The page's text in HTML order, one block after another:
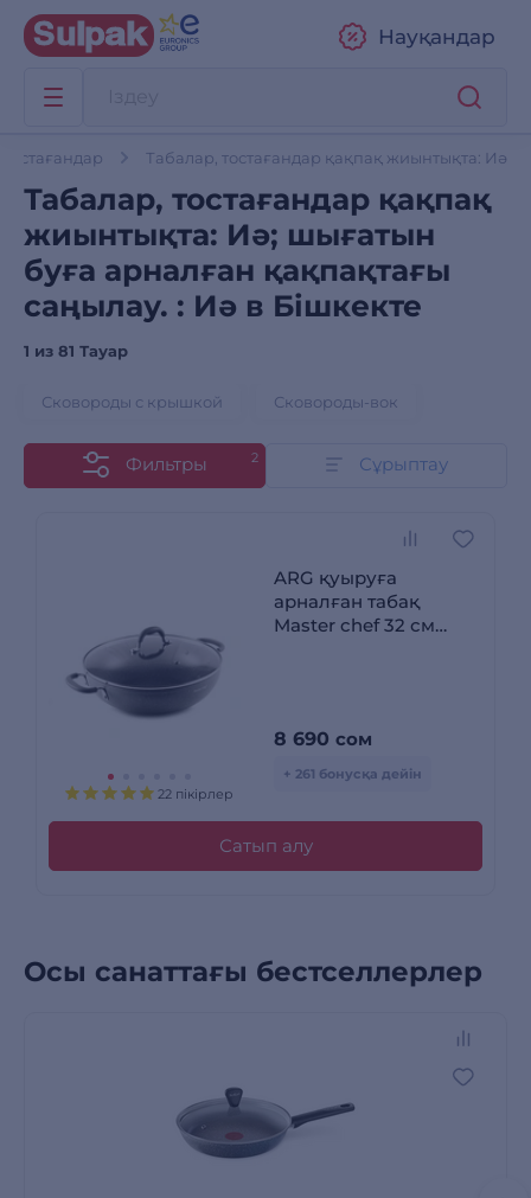
Науқандар
Табалар, тостағандар қақпақ жиынтықта: Иә
Табалар, тостағандар қақпақ
жиынтықта: Иә; шығатын
буға арналған қақпақтағы
саңылау. : Иә в Бішкекте
1 из 81 Тауар
Сковороды с крышкой Сковороды-вок
Фильтры 2 Сұрыптау
22 пікірлер
ARG қуыруға
арналған табақ
Master chef 32 см
8 690 сом
+ 261 бонусқа дейін
Сатып алу
Осы санаттағы бестселлерлер